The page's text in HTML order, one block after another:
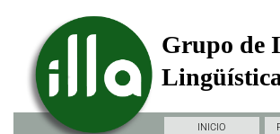
Grupo de
INICIO